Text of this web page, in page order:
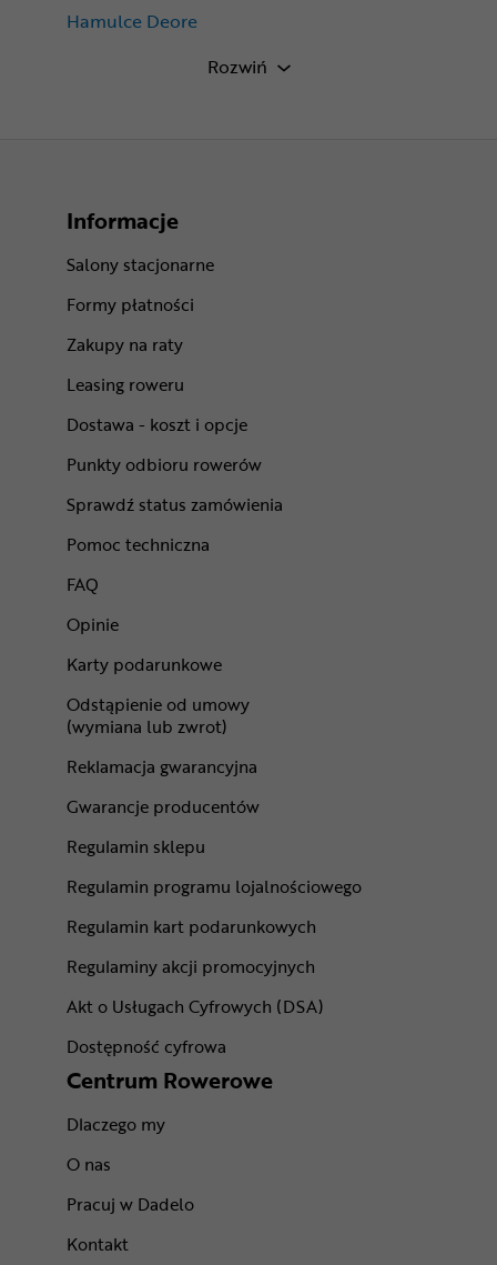
Hamulce Deore
Tarcze hamulcowe do roweru 180mm
Rozwiń
Informacje
Salony stacjonarne
Formy płatności
Zakupy na raty
Leasing roweru
Dostawa - koszt i opcje
Punkty odbioru rowerów
Sprawdź status zamówienia
Pomoc techniczna
FAQ
Opinie
Karty podarunkowe
Odstąpienie od umowy
(wymiana lub zwrot)
Reklamacja gwarancyjna
Gwarancje producentów
Regulamin sklepu
Regulamin programu lojalnościowego
Regulamin kart podarunkowych
Regulaminy akcji promocyjnych
Akt o Usługach Cyfrowych (DSA)
Dostępność cyfrowa
Centrum Rowerowe
Dlaczego my
O nas
Pracuj w Dadelo
Kontakt